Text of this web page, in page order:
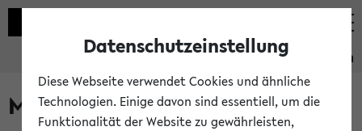
Studieninformation
Modulrecherche
Datenschutzeinstellung
Diese Webseite verwendet Cookies und ähnliche
Technologien. Einige davon sind essentiell, um die
Funktionalität der Website zu gewährleisten,